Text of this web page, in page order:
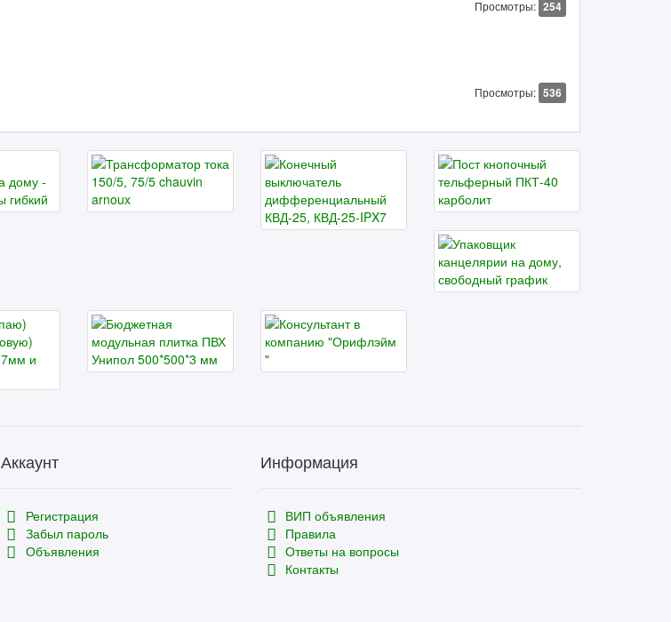
Просмотры: 254
Просмотры: 536
Аккаунт
Регистрация
Забыл пароль
Объявления
Информация
ВИП объявления
Правила
Ответы на вопросы
Контакты